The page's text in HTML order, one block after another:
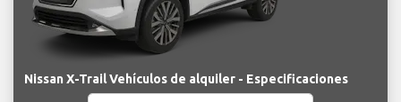
Nissan X-Trail Vehículos de alquiler - Especificaciones